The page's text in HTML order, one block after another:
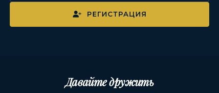
РЕГИСТРАЦИЯ
Давайте дружить